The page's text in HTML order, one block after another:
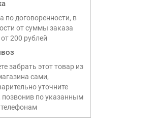
по договоренности, в
от суммы заказа
200 рублей
забрать этот товар из
сами,
уточните
позвонив по указанным
телефонам